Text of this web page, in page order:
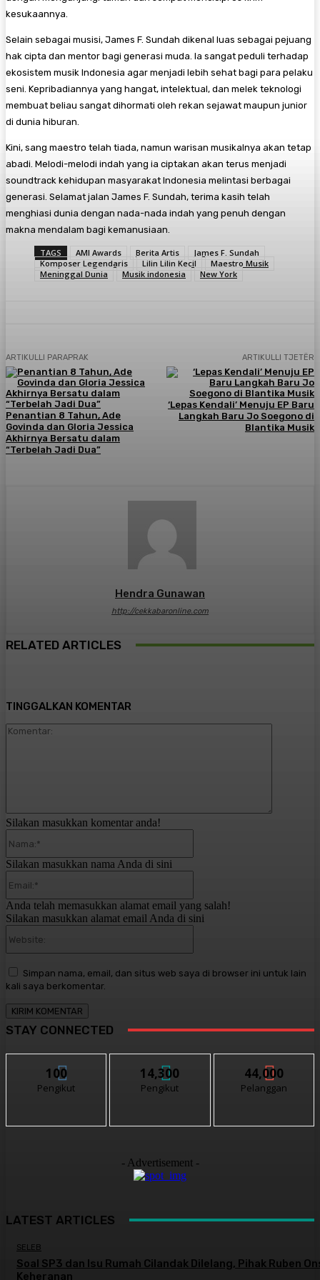
kesukaannya.
​Selain sebagai musisi, James F. Sundah dikenal luas sebagai pejuang
hak cipta dan mentor bagi generasi muda. Ia sangat peduli terhadap
ekosistem musik Indonesia agar menjadi lebih sehat bagi para pelaku
seni. Kepribadiannya yang hangat, intelektual, dan melek teknologi
membuat beliau sangat dihormati oleh rekan sejawat maupun junior
di dunia hiburan.
​Kini, sang maestro telah tiada, namun warisan musikalnya akan tetap
abadi. Melodi-melodi indah yang ia ciptakan akan terus menjadi
soundtrack kehidupan masyarakat Indonesia melintasi berbagai
generasi. Selamat jalan James F. Sundah, terima kasih telah
menghiasi dunia dengan nada-nada indah yang penuh dengan
makna mendalam bagi kemanusiaan.
TAGS AMI Awards Berita Artis
James F. Sundah
Komposer Legendaris
Lilin Lilin Kecil
Maestro Musik
Meninggal Dunia
Musik indonesia New York
ARTIKULLI PARAPRAK
Penantian 8 Tahun, Ade
Govinda dan Gloria Jessica
Akhirnya Bersatu dalam
“Terbelah Jadi Dua”
ARTIKULLI TJETËR
‘Lepas Kendali’ Menuju EP Baru
​Langkah Baru Jo Soegono di
Blantika Musik
Hendra Gunawan
http://cekkabaronline.com
RELATED ARTICLES
TINGGALKAN KOMENTAR
Silakan masukkan komentar anda!
Silakan masukkan nama Anda di sini
Anda telah memasukkan alamat email yang salah!
Silakan masukkan alamat email Anda di sini
Simpan nama, email, dan situs web saya di browser ini untuk lain
kali saya berkomentar.
STAY CONNECTED
100
Pengikut
14,300
Pengikut
44,000
Pelanggan
- Advertisement -
LATEST ARTICLES
SELEB
Soal SP3 dan Isu Rumah Cilandak Dilelang, Pihak Ruben
Keheranan